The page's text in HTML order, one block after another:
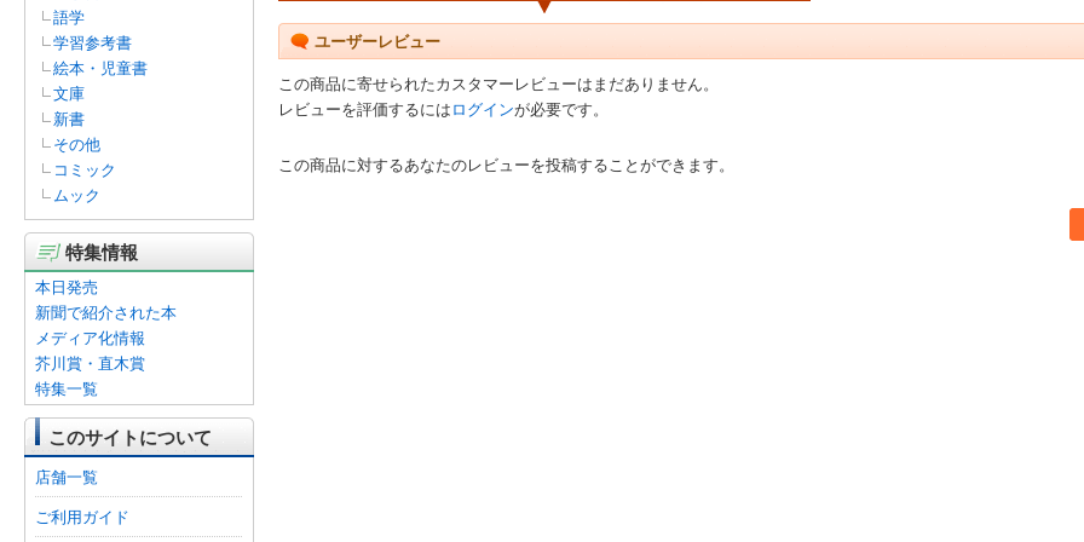
語学
学習参考書
絵本・児童書
文庫
新書
その他
コミック
ムック
特集情報
本日発売
新聞で紹介された本
メディア化情報
芥川賞・直木賞
特集一覧
このサイトについて
店舗一覧
ご利用ガイド
ユーザーレビュー
この商品に寄せられたカスタマーレビューはまだありません。
レビューを評価するには ログインが必要です。
この商品に対するあなたのレビューを投稿することができます。